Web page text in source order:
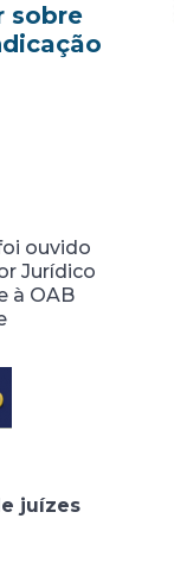
sobre
ouvido
Jurídico
à OAB
juízes